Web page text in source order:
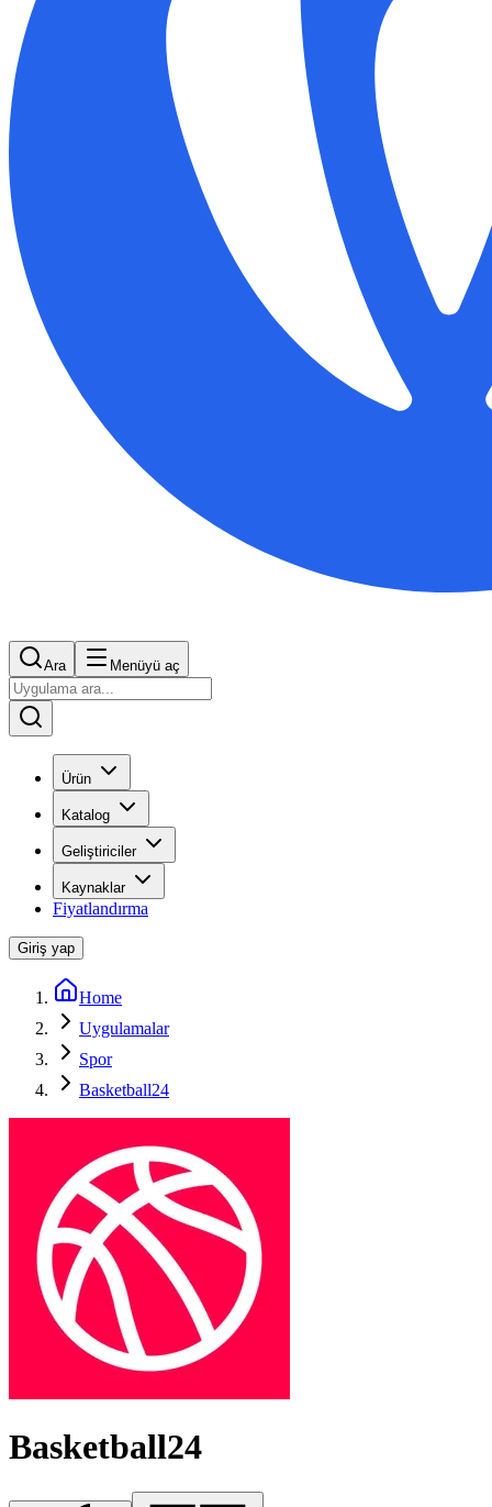
Ara Menüyü aç
Ürün
Katalog
Geliştiriciler
Kaynaklar
Fiyatlandırma
Giriş yap
Home
Uygulamalar
Spor
Basketball24
Basketball24